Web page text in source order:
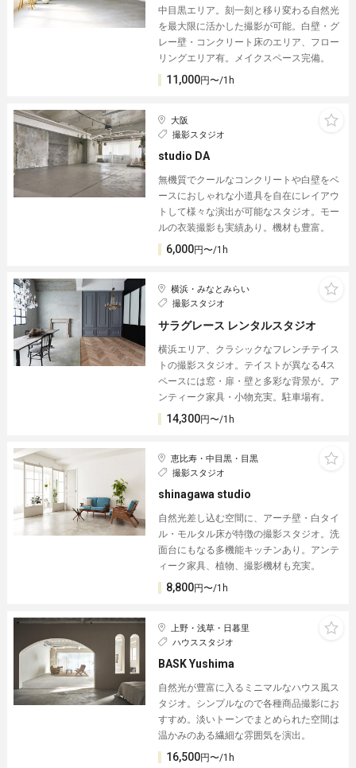
中目黒エリア。刻一刻と移り変わる自然光
を最大限に活かした撮影が可能。白壁・グ
レー壁・コンクリート床のエリア、フロー
リングエリア有。メイクスペース完備。
11,000円〜/1h
大阪
撮影スタジオ
studio DA
無機質でクールなコンクリートや白壁をベ
ースにおしゃれな小道具を自在にレイアウ
トして様々な演出が可能なスタジオ。モー
ルの衣装撮影も実績あり。機材も豊富。
6,000円〜/1h
横浜・みなとみらい
撮影スタジオ
サラグレース レンタルスタジオ
横浜エリア、クラシックなフレンチテイス
トの撮影スタジオ。テイストが異なる4ス
ペースには窓・扉・壁と多彩な背景が。ア
ンティーク家具・小物充実。駐車場有。
14,300円〜/1h
恵比寿・中目黒・目黒
撮影スタジオ
shinagawa studio
自然光差し込む空間に、アーチ壁・白タイ
ル・モルタル床が特徴の撮影スタジオ。洗
面台にもなる多機能キッチンあり。アンテ
ィーク家具、植物、撮影機材も充実。
8,800円〜/1h
上野・浅草・日暮里
ハウススタジオ
BASK Yushima
自然光が豊富に入るミニマルなハウス風ス
タジオ。シンプルなので各種商品撮影にお
すすめ。淡いトーンでまとめられた空間は
温かみのある繊細な雰囲気を演出。
16,500円〜/1h